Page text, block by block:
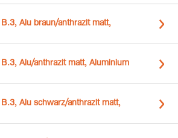
Alu braun/anthrazit matt,
Alu/anthrazit matt, Aluminium
Alu schwarz/anthrazit matt,